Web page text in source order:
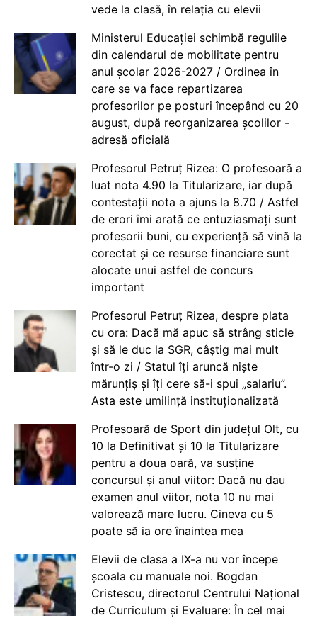
vede la clasă, în relația cu elevii
Ministerul Educației schimbă regulile
din calendarul de mobilitate pentru
anul școlar 2026-2027 / Ordinea în
care se va face repartizarea
profesorilor pe posturi începând cu 20
august, după reorganizarea școlilor -
adresă oficială
Profesorul Petruț Rizea: O profesoară a
luat nota 4.90 la Titularizare, iar după
contestații nota a ajuns la 8.70 / Astfel
de erori îmi arată ce entuziasmați sunt
profesorii buni, cu experiență să vină la
corectat și ce resurse financiare sunt
alocate unui astfel de concurs
important
Profesorul Petruț Rizea, despre plata
cu ora: Dacă mă apuc să strâng sticle
și să le duc la SGR, câștig mai mult
într-o zi / Statul îți aruncă niște
mărunțiș și îți cere să-i spui „salariu”.
Asta este umilință instituționalizată
Profesoară de Sport din județul Olt, cu
10 la Definitivat și 10 la Titularizare
pentru a doua oară, va susține
concursul și anul viitor: Dacă nu dau
examen anul viitor, nota 10 nu mai
valorează mare lucru. Cineva cu 5
poate să ia ore înaintea mea
Elevii de clasa a IX-a nu vor începe
școala cu manuale noi. Bogdan
Cristescu, directorul Centrului Național
de Curriculum și Evaluare: În cel mai